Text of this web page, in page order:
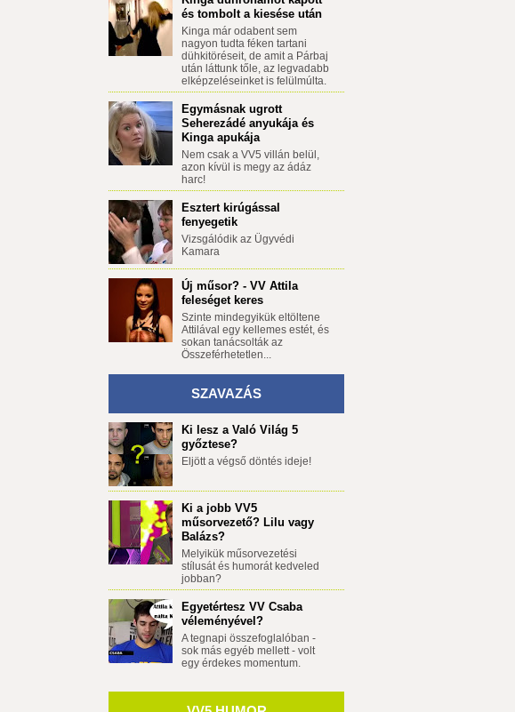
és tombolt a kiesése után
Kinga már odabent sem
nagyon tudta féken tartani
dühkitöréseit, de amit a Párbaj
után láttunk tőle, az legvadabb
elképzeléseinket is felülmúlta.
Egymásnak ugrott
Seherezádé anyukája és
Kinga apukája
Nem csak a VV5 villán belül,
azon kívül is megy az ádáz
harc!
Esztert kirúgással
fenyegetik
Vizsgálódik az Ügyvédi
Kamara
Új műsor? - VV Attila
feleséget keres
Szinte mindegyikük eltöltene
Attilával egy kellemes estét, és
sokan tanácsolták az
Összeférhetetlen...
SZAVAZÁS
Ki lesz a Való Világ 5
győztese?
Eljött a végső döntés ideje!
Ki a jobb VV5
műsorvezető? Lilu vagy
Balázs?
Melyikük műsorvezetési
stílusát és humorát kedveled
jobban?
Egyetértesz VV Csaba
véleményével?
A tegnapi összefoglalóban -
sok más egyéb mellett - volt
egy érdekes momentum.